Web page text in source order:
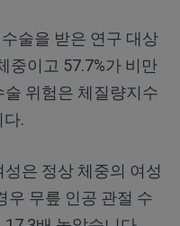
술을 받은 연구 대상
중이고 57.7%가 비만
위험은 체질량지수
.
은 정상 체중의 여성
우 무릎 인공 관절 수